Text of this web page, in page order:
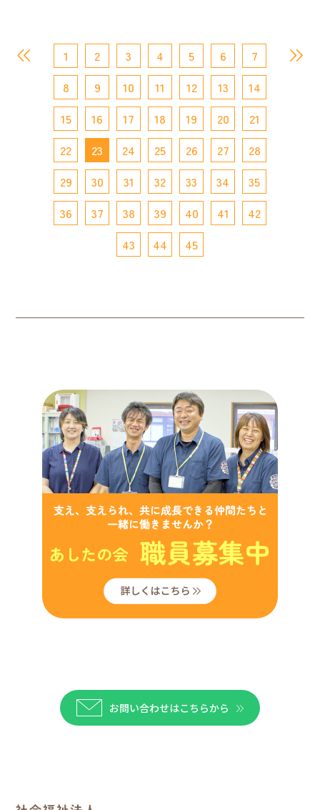
1 2 3 4 5 6
7
8
9 10 11 12 13
14
15
16 17 18 19 20
21
22
23 24 25 26 27
28
29
30 31 32 33 34
35
36
37 38 39 40 41
42
43
44 45
お問い合わせはこちらから